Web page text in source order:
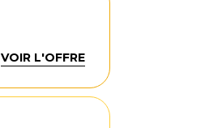
VOIR L'OFFRE